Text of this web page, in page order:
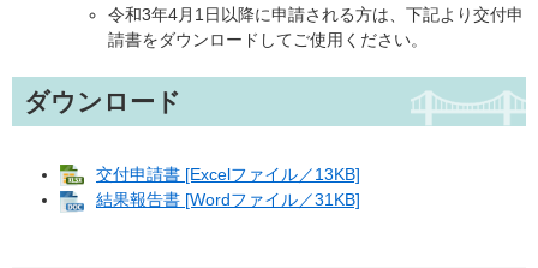
令和3年4月1日以降に申請される方は、下記より交付申
請書をダウンロードしてご使用ください。
ダウンロード
交付申請書 [Excelファイル／13KB]
結果報告書 [Wordファイル／31KB]